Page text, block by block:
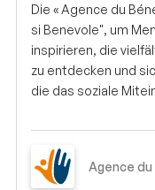
Die « Agence du
si Benevole", um
inspirieren, die
zu entdecken und
die das soziale
Agence